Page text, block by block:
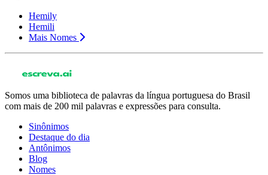
Hemily
Hemili
Mais Nomes
Somos uma biblioteca de palavras da língua portuguesa do Brasil
com mais de 200 mil palavras e expressões para consulta.
Sinônimos
Destaque do dia
Antônimos
Blog
Nomes